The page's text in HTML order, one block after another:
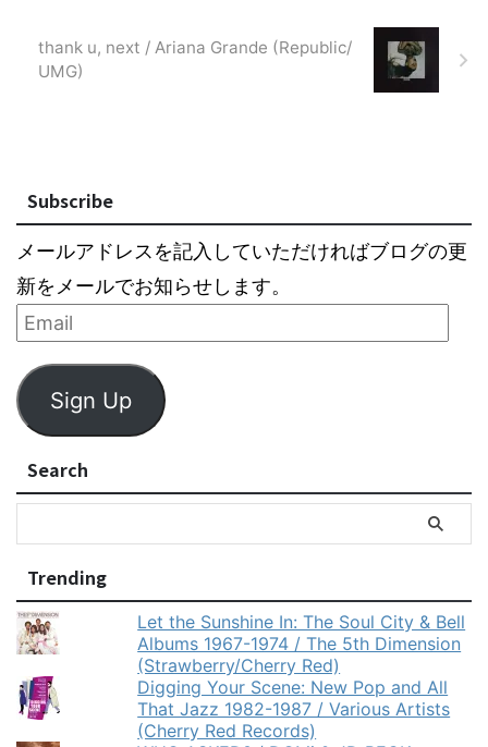
thank u, next / Ariana Grande (Republic/
UMG)
Subscribe
メールアドレスを記入していただければブログの更
新をメールでお知らせします。
Sign Up
Search
Trending
Let the Sunshine In: The Soul City & Bell
Albums 1967-1974 / The 5th Dimension
(Strawberry/Cherry Red)
Digging Your Scene: New Pop and All
That Jazz 1982-1987 / Various Artists
(Cherry Red Records)